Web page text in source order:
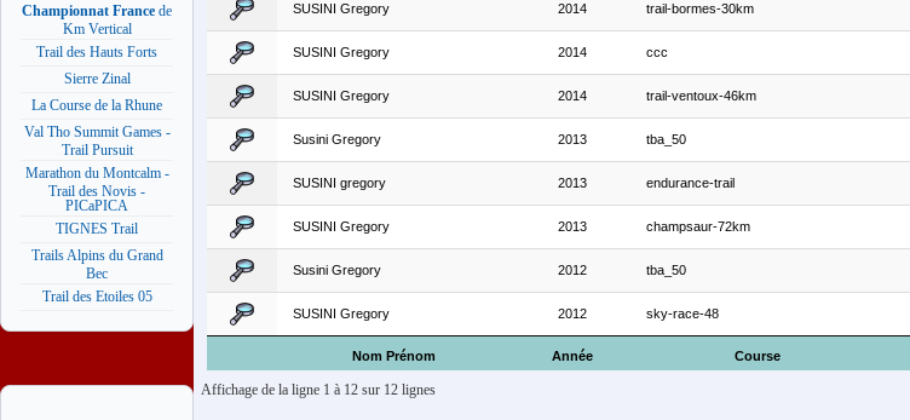
Championnat France de
Km Vertical
Trail des Hauts Forts
Sierre Zinal
La Course de la Rhune
Val Tho Summit Games -
Trail Pursuit
Marathon du Montcalm -
Trail des Novis -
PICaPICA
TIGNES Trail
Trails Alpins du Grand
Bec
Trail des Etoiles 05
Nom Prénom Année Course
SUSINI Gregory 2014 trail-bormes-30km
SUSINI Gregory 2014 ccc
SUSINI Gregory 2014 trail-ventoux-46km
Susini Gregory 2013 tba_50
SUSINI gregory 2013 endurance-trail
SUSINI Gregory 2013 champsaur-72km
Susini Gregory 2012 tba_50
SUSINI Gregory 2012 sky-race-48
Affichage de la ligne 1 à 12 sur 12 lignes